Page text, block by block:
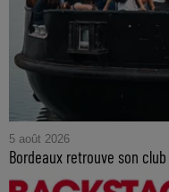
5 août 2026
Bordeaux retrouve son